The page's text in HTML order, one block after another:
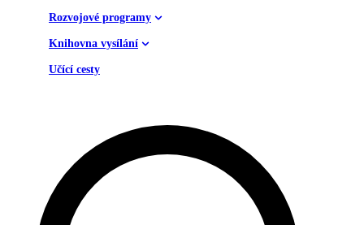
Rozvojové programy
Knihovna vysílání
Učící cesty